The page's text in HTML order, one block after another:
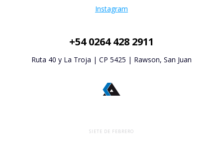
Instagram
+54 0264 428 2911
Ruta 40 y La Troja | CP 5425 | Rawson, San Juan
SIETE DE FEBRERO